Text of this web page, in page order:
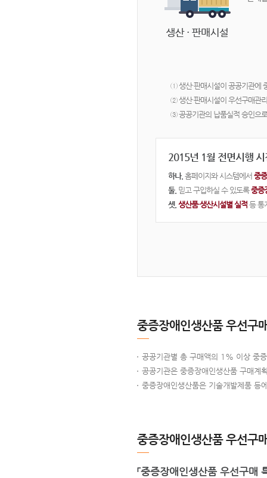
① 생산·판매시설이 공공기관에
② 생산·판매시설이 우선구매관
③ 공공기관의 납품실적 승인으
2015년 1월 전면시행 시
하나. 홈페이지와 시스템에서 중
둘. 믿고 구입하실 수 있도록중증
셋. 생산품·생산시설별 실적 등 통
중증장애인생산품 우선구
공공기관별 총 구매액의 1% 이상 중
공공기관은 중증장애인생산품 구매계
중증장애인생산품은 기술개발제품 등
중증장애인생산품 우선구
「중증장애인생산품 우선구매